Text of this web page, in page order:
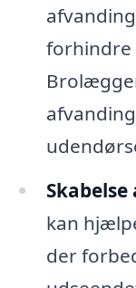
forhindre
kan
der